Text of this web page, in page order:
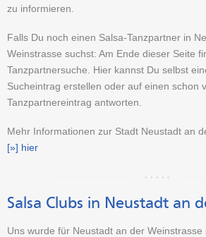
zu informieren.
Falls Du noch einen Salsa-Tanzpartner in
Weinstrasse suchst: Am Ende dieser Seite
Tanzpartnersuche. Hier kannst Du selbst
Sucheintrag erstellen oder auf einen schon
Tanzpartnereintrag antworten.
Mehr Informationen zur Stadt Neustadt an
[»] hier
Salsa Clubs in Neustadt an
Uns wurde für Neustadt an der Weinstrasse